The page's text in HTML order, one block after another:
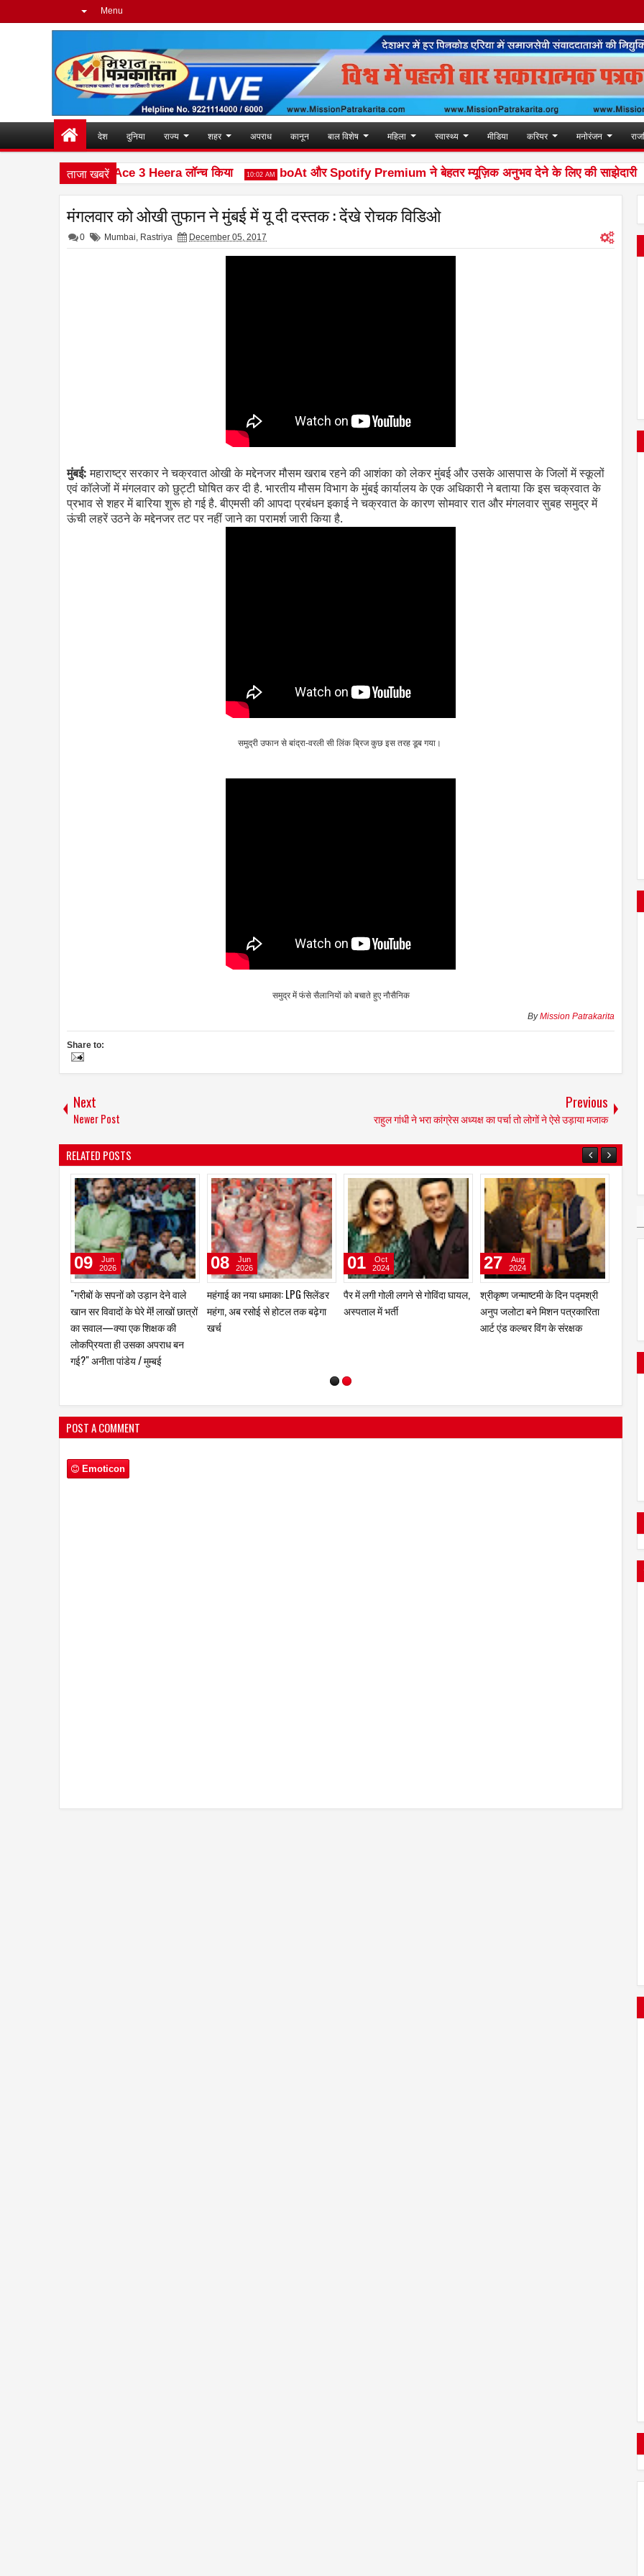
Menu
देश दुनिया राज्य शहर अपराध कानून बाल विशेष महिला स्वास्थ्य मीडिया करियर मनोरंजन
ताजा खबरें
ने नया फीचर फोन Ace 3 Heera लॉन्च किया 10:02 AM boAt और Spotify Premium ने बेहतर म्यूज़िक अनुभव देने के लिए की साझेदारी
मंगलवार को ओखी तुफान ने मुंबई में यू दी दस्तक : देंखे रोचक विडिओ
0 Mumbai, Rastriya December 05, 2017
मुंबई:महाराष्ट्र सरकार ने चक्रवात ओखी के मद्देनजर मौसम खराब रहने की आशंका को लेकर मुंबई और उसके आसपास के जिलों में स्कूलों
एवं कॉलेजों में मंगलवार को छुट्टी घोषित कर दी है. भारतीय मौसम विभाग के मुंबई कार्यालय के एक अधिकारी ने बताया कि इस चक्रवात के
प्रभाव से शहर में बारिया शुरू हो गई है. बीएमसी की आपदा प्रबंधन इकाई ने चक्रवात के कारण सोमवार रात और मंगलवार सुबह समुद्र में
ऊंची लहरें उठने के मद्देनजर तट पर नहीं जाने का परामर्श जारी किया है.
समुद्री उफान से बांद्रा-वरली सी लिंक ब्रिज कुछ इस तरह डूब गया।
समुद्र में फंसे सैलानियों को बचाते हुए नौसैनिक
ByMission Patrakarita
Share to:
Next
Newer Post
Previous
राहुल गांधी ने भरा कांग्रेस अध्यक्ष का पर्चा तो लोगों ने ऐसे उड़ाया मजाक
RELATED POSTS
"मुंबई में रोजगार क्रांति की दस्तक!
अब महिलाएं चलाएंगी बाइक टैक्सी, फूड
कार्ट और 'स्वदेशी आर मार्ट' से खुलेंगे
आत्मनिर्भरता के नए द्वार"
01
Aug
2026
ड्रग्स के माध्यम से भारत की युवा पीढ़ी
को कमजोर करने की दुश्मनों की
साजिश - कैबिनेट मंत्री मंगल प्रभात
31
Jul
2026
"महिला शक्ति अभियान" का आयोजन
16
Jul
2026
मिशन पत्रकारिता के "सक्षम भविष्य
अभियान" को मिला जनसमर्थन
16
Jun
2026
खान
का
गई?"